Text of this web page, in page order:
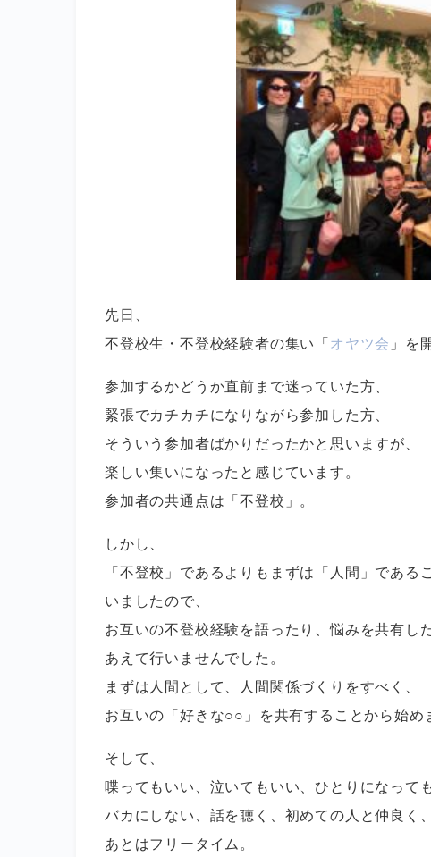
先日、
不登校生・不登校経験者の集い「 オヤツ会 」を
参加するかどうか直前まで迷っていた方、
緊張でカチカチになりながら参加した方、
そういう参加者ばかりだったかと思いますが、
楽しい集いになったと感じています。
参加者の共通点は「不登校」。
しかし、
「不登校」であるよりもまずは「人間」であ
いましたので、
お互いの不登校経験を語ったり、悩みを共有し
あえて行いませんでした。
まずは人間として、人間関係づくりをすべく、
お互いの「好きな○○」を共有することから始め
そして、
喋ってもいい、泣いてもいい、ひとりになって
バカにしない、話を聴く、初めての人と仲良く
あとはフリータイム。